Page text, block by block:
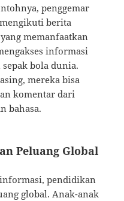
penggemar
berita
memanfaatkan
informasi
bola dunia.
mereka bisa
komentar dari
bahasa.
Peluang Global
pendidikan
global. Anak-anak